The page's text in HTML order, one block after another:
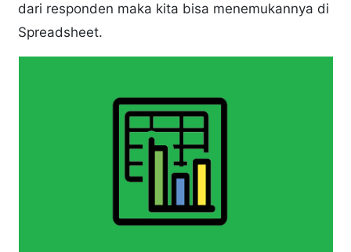
dari responden maka kita bisa menemukannya di
Spreadsheet.